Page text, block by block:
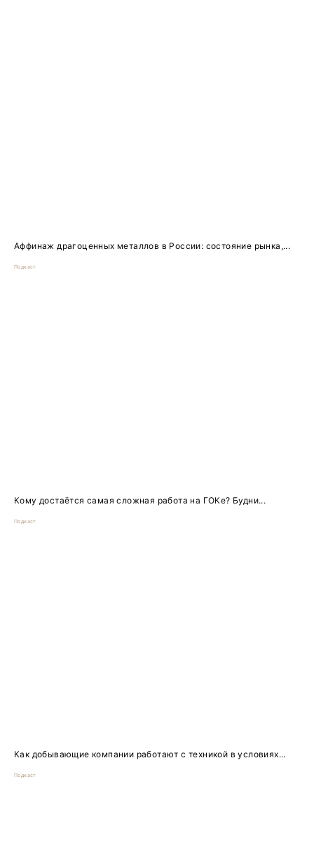
Аффинаж драгоценных металлов в России: состояние рынка,...
Подкаст
Кому достаётся самая сложная работа на ГОКе? Будни...
Подкаст
Как добывающие компании работают с техникой в условиях...
Подкаст